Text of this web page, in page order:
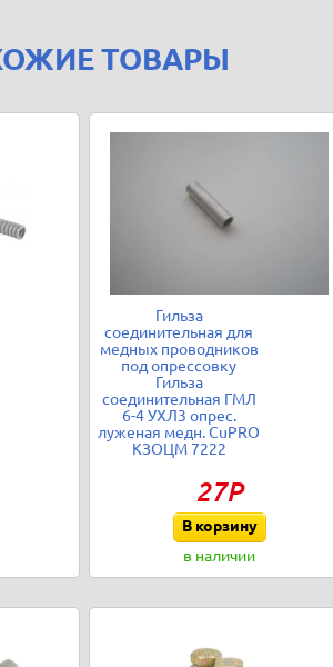
ТОВАРЫ
Гильза
соединительная для
медных проводников
под опрессовку
Гильза
соединительная ГМЛ
6-4 УХЛ3 опрес.
луженая медн. CuPRO
КЗОЦМ 7222
27Р
В корзину
в наличии